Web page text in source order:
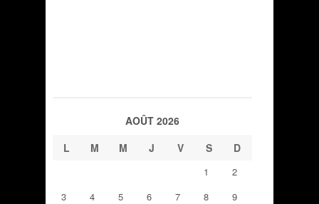
AOÛT 2026
L
M M J V S D
1
2
3
4 5 6 7 8
9